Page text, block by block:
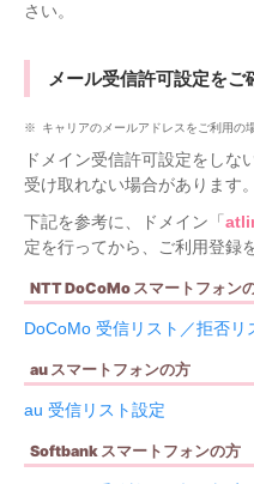
さい。
メール受信許可設定をご
キャリアのメールアドレスをご利用の
ドメイン受信許可設定をしな
受け取れない場合があります。
下記を参考に、ドメイン「
定を行ってから、ご利用登録
NTT DoCoMo スマートフォン
DoCoMo 受信リスト／拒否リ
au スマートフォンの方
au 受信リスト設定
Softbank スマートフォンの方